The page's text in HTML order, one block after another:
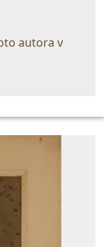
autora v